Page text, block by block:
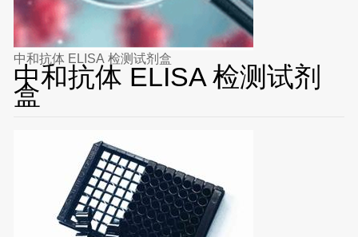
中和抗体 ELISA 检测试剂盒
中和抗体 ELISA 检测试剂
盒